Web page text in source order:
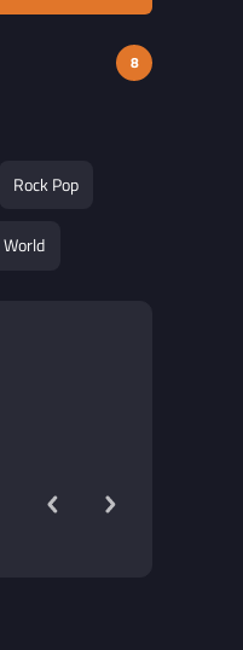
8
Rock Pop
World